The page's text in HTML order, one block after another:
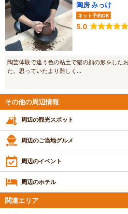
陶房 みっけ
ネット予約OK
5.0
陶芸体験で違う色の粘土で猫の顔の形をした
た。思っていたより難しく...
その他の周辺情報
周辺の観光スポット
周辺のご当地グルメ
周辺のイベント
周辺のホテル
関連エリア